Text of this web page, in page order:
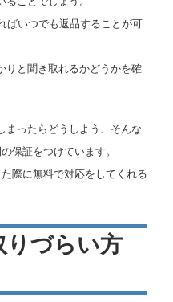
ばいつでも返品することが可
りと聞き取れるかどうかを確
まったらどうしよう、そんな
保証をつけています。
際に無料で対応をしてくれる
づらい方